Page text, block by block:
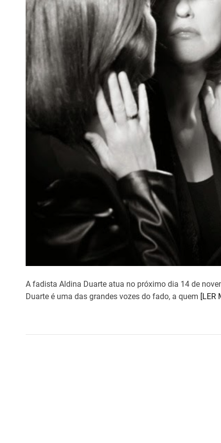
A fadista Aldina Duarte atua no próximo dia 14 de
Duarte é uma das grandes vozes do fado, a quem [LER